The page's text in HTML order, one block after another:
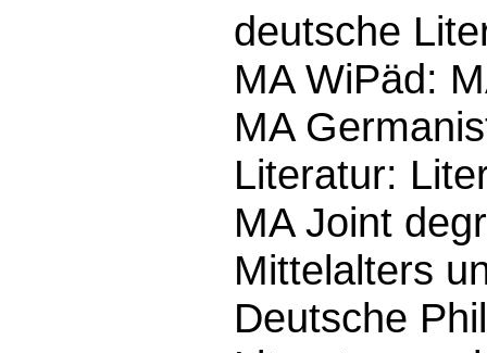
deutsche
MA WiPäd:
MA
Literatur:
MA Joint
Mittelalters
Deutsche